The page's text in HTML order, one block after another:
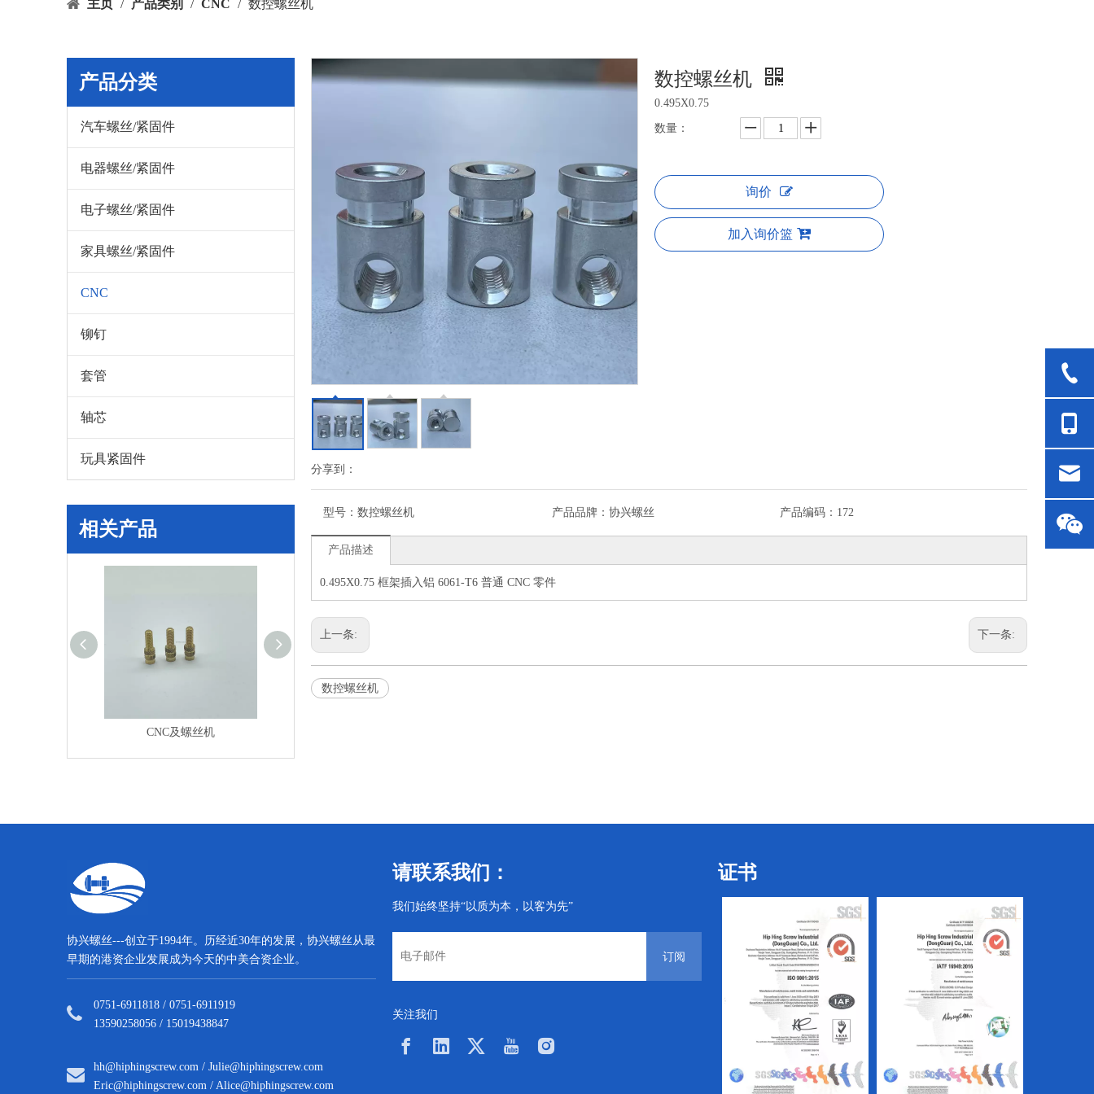
主页 / 产品类别 / CNC / 数控螺丝机
产品分类
汽车螺丝/紧固件
电器螺丝/紧固件
电子螺丝/紧固件
家具螺丝/紧固件
CNC
铆钉
套管
轴芯
玩具紧固件
相关产品
CNC及螺丝机
分享到：
数控螺丝机
0.495X0.75
数量：
询价
加入询价篮
型号： 数控螺丝机 产品品牌： 协兴螺丝 产品编码： 172
产品描述
0.495X0.75 框架插入铝 6061-T6 普通 CNC 零件
上一条: 下一条:
数控螺丝机
协兴螺丝---创立于1994年。历经近30年的发展，协兴螺丝从最
早期的港资企业发展成为今天的中美合资企业。
0751-6911818 / 0751-6911919
13590258056 / 15019438847
hh@hiphingscrew.com /Julie@hiphingscrew.com
Eric@hiphingscrew.com /Alice@hiphingscrew.com
请联系我们：
我们始终坚持“以质为本，以客为先”
订阅
关注我们
证书